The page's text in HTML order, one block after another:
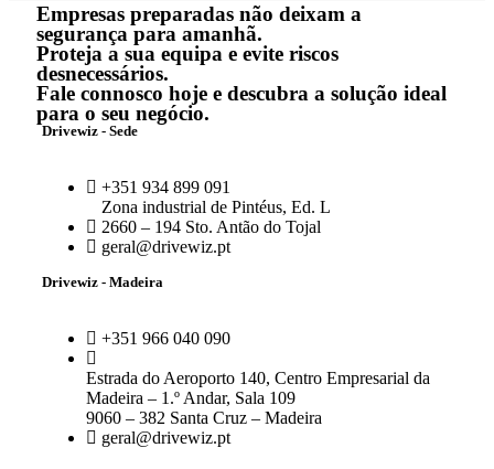
Empresas preparadas não deixam a
segurança para amanhã.
Proteja a sua equipa e evite riscos
desnecessários.
Fale connosco hoje e descubra a solução ideal
para o seu negócio.
Drivewiz - Sede
+351 934 899 091
Zona industrial de Pintéus, Ed. L
2660 – 194 Sto. Antão do Tojal
geral@drivewiz.pt
Drivewiz - Madeira
+351 966 040 090
Estrada do Aeroporto 140, Centro Empresarial da
Madeira – 1.º Andar, Sala 109
9060 – 382 Santa Cruz – Madeira
geral@drivewiz.pt